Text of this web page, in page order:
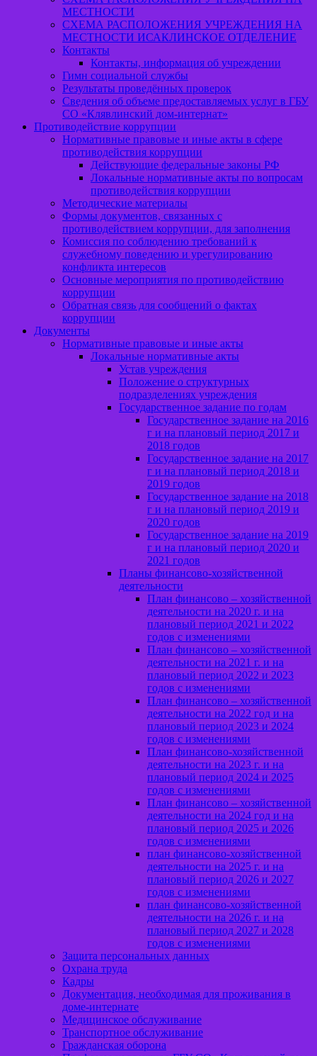
МЕСТНОСТИ
СХЕМА РАСПОЛОЖЕНИЯ УЧРЕЖДЕНИЯ НА
МЕСТНОСТИ ИСАКЛИНСКОЕ ОТДЕЛЕНИЕ
Контакты
Контакты, информация об учреждении
Гимн социальной службы
Результаты проведённых проверок
Сведения об объеме предоставляемых услуг в ГБУ
СО «Клявлинский дом-интернат»
Противодействие коррупции
Нормативные правовые и иные акты в сфере
противодействия коррупции
Действующие федеральные законы РФ
Локальные нормативные акты по вопросам
противодействия коррупции
Методические материалы
Формы документов, связанных с
противодействием коррупции, для заполнения
Комиссия по соблюдению требований к
служебному поведению и урегулированию
конфликта интересов
Основные мероприятия по противодействию
коррупции
Обратная связь для сообщений о фактах
коррупции
Документы
Нормативные правовые и иные акты
Локальные нормативные акты
Устав учреждения
Положение о структурных
подразделениях учреждения
Государственное задание по годам
Государственное задание на 2016
г и на плановый период 2017 и
2018 годов
Государственное задание на 2017
г и на плановый период 2018 и
2019 годов
Государственное задание на 2018
г и на плановый период 2019 и
2020 годов
Государственное задание на 2019
г и на плановый период 2020 и
2021 годов
Планы финансово-хозяйственной
деятельности
План финансово – хозяйственной
деятельности на 2020 г. и на
плановый период 2021 и 2022
годов с изменениями
План финансово – хозяйственной
деятельности на 2021 г. и на
плановый период 2022 и 2023
годов с изменениями
План финансово – хозяйственной
деятельности на 2022 год и на
плановый период 2023 и 2024
годов с изменениями
План финансово-хозяйственной
деятельности на 2023 г. и на
плановый период 2024 и 2025
годов с изменениями
План финансово – хозяйственной
деятельности на 2024 год и на
плановый период 2025 и 2026
годов с изменениями
план финансово-хозяйственной
деятельности на 2025 г. и на
плановый период 2026 и 2027
годов с изменениями
план финансово-хозяйственной
деятельности на 2026 г. и на
плановый период 2027 и 2028
годов с изменениями
Защита персональных данных
Охрана труда
Кадры
Документация, необходимая для проживания в
доме-интернате
Медицинское обслуживание
Транспортное обслуживание
Гражданская оборона